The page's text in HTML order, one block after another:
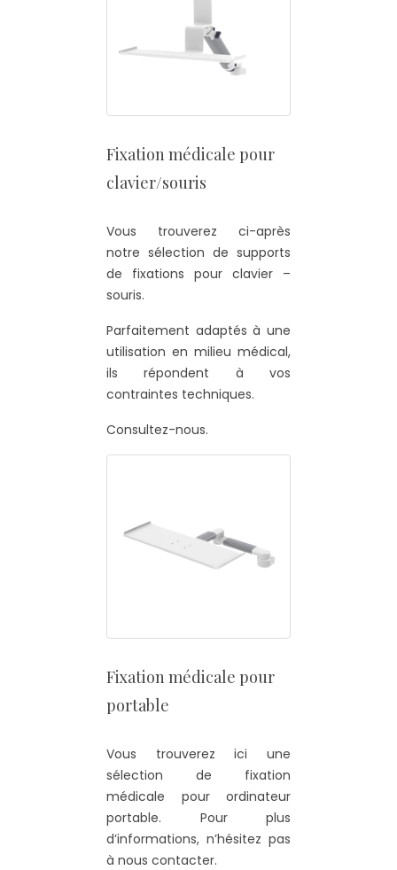
Fixation médicale pour
clavier/souris
Vous trouverez ci-après
notre sélection de supports
de fixations pour clavier –
souris.
Parfaitement adaptés à une
utilisation en milieu médical,
ils répondent à vos
contraintes techniques.
Consultez-nous.
Fixation médicale pour
portable
Vous trouverez ici une
sélection de fixation
médicale pour ordinateur
portable. Pour plus
d’informations, n’hésitez pas
à nous contacter.